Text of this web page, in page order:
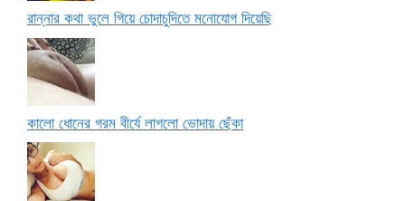
রান্নার কথা ভুলে গিয়ে চোদাচুদিতে মনোযোগ দিয়েছি
কালো ধোনের গরম বীর্যে লাগলো ভোদায় ছেঁকা